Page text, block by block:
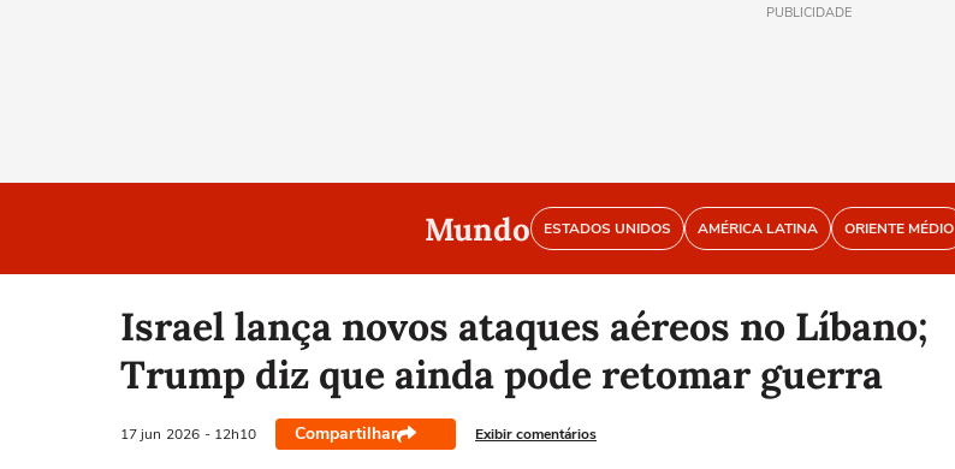
PUBLICIDADE
Mundo ESTADOS UNIDOS AMÉRICA LATINA ORIENTE MÉDIO
Israel lança novos ataques aéreos no Líbano;
Trump diz que ainda pode retomar guerra
17 jun 2026 - 12h10 Compartilhar Exibir comentários